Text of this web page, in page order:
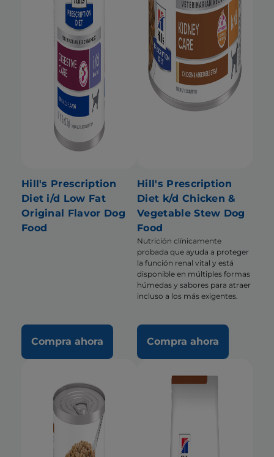
Hill's Prescription
Diet i/d Low Fat
Original Flavor Dog
Food
Compra ahora
Hill's Prescription
Diet k/d Chicken &
Vegetable Stew Dog
Food
Nutrición clínicamente
probada que ayuda a proteger
la función renal vital y está
disponible en múltiples formas
húmedas y sabores para atraer
incluso a los más exigentes.
Compra ahora